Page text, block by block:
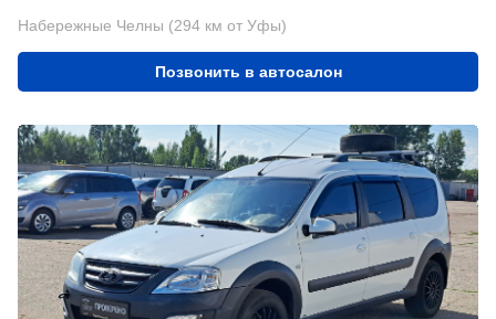
Набережные Челны (294 км от Уфы)
Позвонить в автосалон